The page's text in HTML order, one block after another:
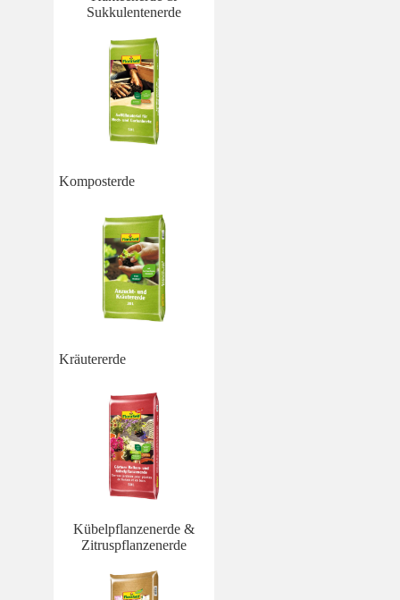
Sukkulentenerde
Komposterde
Kräutererde
Kübelpflanzenerde &
Zitruspflanzenerde